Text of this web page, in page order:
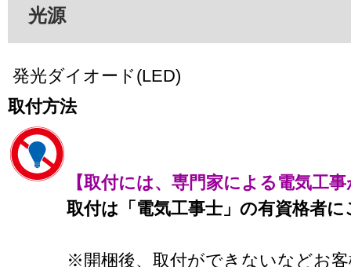
光源
発光ダイオード(LED)
取付方法
【取付には、専門家による電気工
取付は「電気工事士」の有資格者
※開梱後、取付ができないなどお